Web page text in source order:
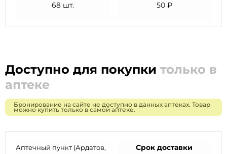
68 шт.
50 ₽
Доступно для покупки только в
аптеке
Бронирование на сайте не доступно в данных аптеках. Товар
можно купить только в самой аптеке.
Аптечный пункт (Ардатов,
Срок доставки